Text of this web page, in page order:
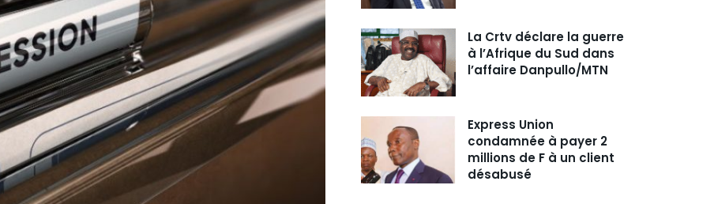
La Crtv déclare la guerre
à l’Afrique du Sud dans
l’affaire Danpullo/MTN
Express Union
condamnée à payer 2
millions de F à un client
désabusé